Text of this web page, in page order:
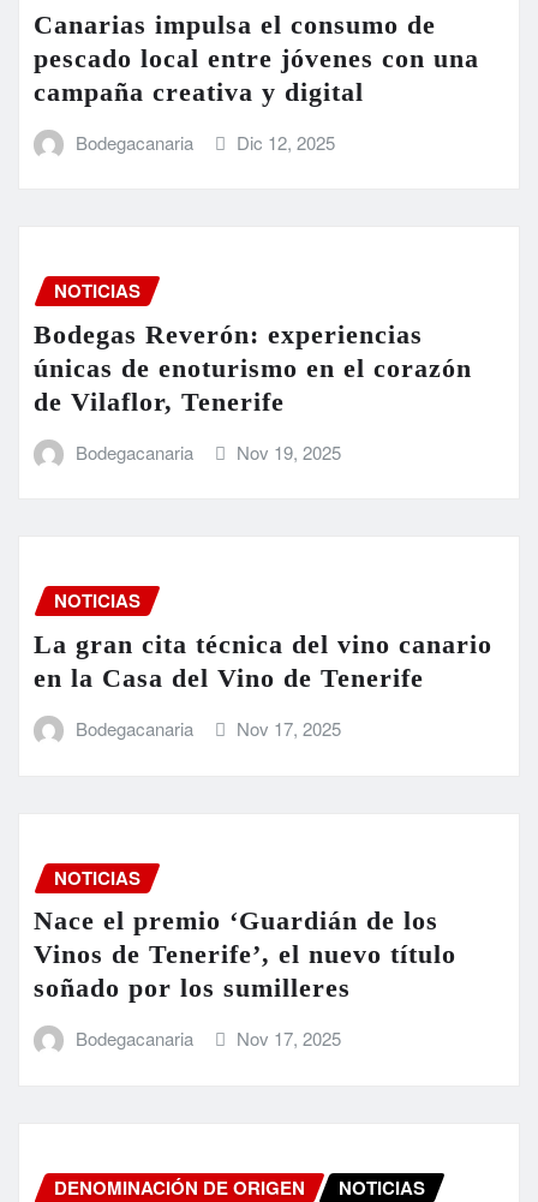
Canarias impulsa el consumo de
pescado local entre jóvenes con una
campaña creativa y digital
Bodegacanaria Dic 12, 2025
NOTICIAS
Bodegas Reverón: experiencias
únicas de enoturismo en el corazón
de Vilaflor, Tenerife
Bodegacanaria Nov 19, 2025
NOTICIAS
La gran cita técnica del vino canario
en la Casa del Vino de Tenerife
Bodegacanaria Nov 17, 2025
NOTICIAS
Nace el premio ‘Guardián de los
Vinos de Tenerife’, el nuevo título
soñado por los sumilleres
Bodegacanaria Nov 17, 2025
DENOMINACIÓN DE ORIGEN NOTICIAS